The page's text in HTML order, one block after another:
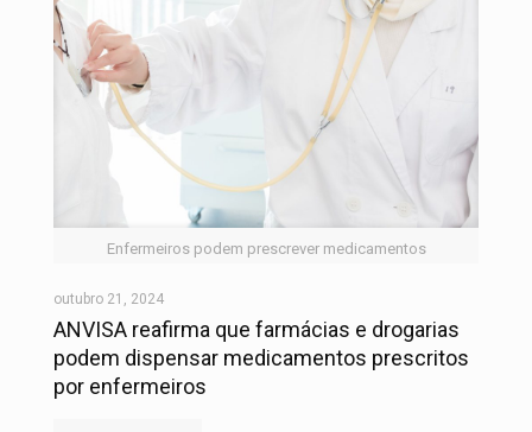
Enfermeiros podem prescrever medicamentos
outubro 21, 2024
ANVISA reafirma que farmácias e drogarias
podem dispensar medicamentos prescritos
por enfermeiros